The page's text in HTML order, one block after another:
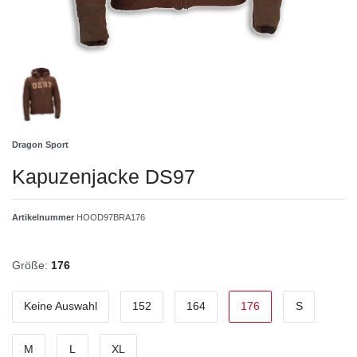
Dragon Sport
Kapuzenjacke DS97
Artikelnummer HOOD97BRA176
Größe: 176
Keine Auswahl 152 164 176 S
M L XL